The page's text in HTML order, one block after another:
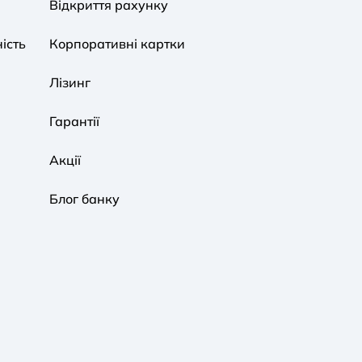
Відкриття рахунку
Корпоративні картки
Лізинг
Гарантії
Акції
Блог банку